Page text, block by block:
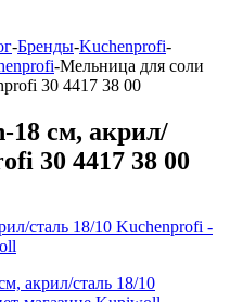
-Бренды-Kuchenprofi-
-Мельница для cоли
30 4417 38 00
18 см, акрил/
30 4417 38 00